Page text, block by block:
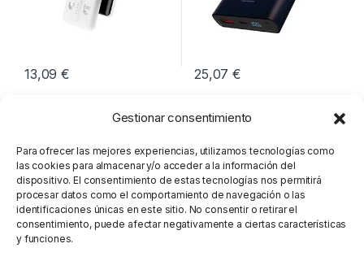
Gestionar consentimiento
Para ofrecer las mejores experiencias, utilizamos tecnologías como
las cookies para almacenar y/o acceder a la información del
dispositivo. El consentimiento de estas tecnologías nos permitirá
procesar datos como el comportamiento de navegación o las
identificaciones únicas en este sitio. No consentir o retirar el
consentimiento, puede afectar negativamente a ciertas características
y funciones.
13,09€ 25,07€